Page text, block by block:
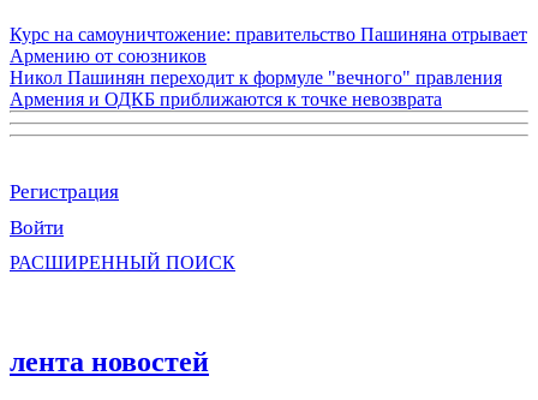
Курс на самоуничтожение: правительство Пашиняна отрывает
Армению от союзников
Никол Пашинян переходит к формуле "вечного" правления
Армения и ОДКБ приближаются к точке невозврата
Регистрация
Войти
РАСШИРЕННЫЙ ПОИСК
лента новостей